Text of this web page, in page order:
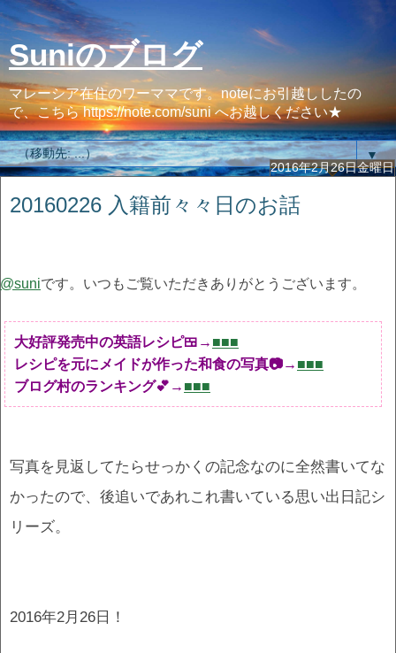
Suniのブログ
マレーシア在住のワーママです。noteにお引越ししたの
で、こちら https://note.com/suni へお越しください★
▼
2016年2月26日金曜日
20160226 入籍前々々日のお話
@suniです。いつもご覧いただきありがとうございます。
大好評発売中の英語レシピ🍱→ ■■■
レシピを元にメイドが作った和食の写真📷→ ■■■
ブログ村のランキング💕→ ■■■
写真を見返してたらせっかくの記念なのに全然書いてな
かったので、後追いであれこれ書いている思い出日記シ
リーズ。
2016年2月26日！